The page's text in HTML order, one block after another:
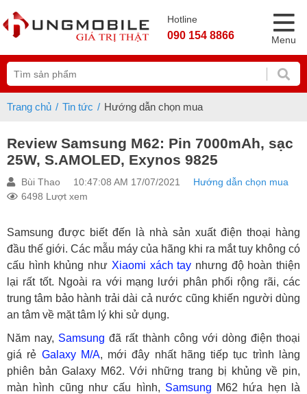
Hotline
090 154 8866 Menu
Trang chủ Tin tức Hướng dẫn chọn mua
Review Samsung M62: Pin 7000mAh, sạc
25W, S.AMOLED, Exynos 9825
Bùi Thao 10:47:08 AM 17/07/2021
Hướng dẫn chọn mua
6498 Lượt xem
Samsung được biết đến là nhà sản xuất điện thoại hàng
đầu thế giới. Các mẫu máy của hãng khi ra mắt tuy không có
cấu hình khủng như Xiaomi xách tay nhưng độ hoàn thiện
lại rất tốt. Ngoài ra với mạng lưới phân phối rộng rãi, các
trung tâm bảo hành trải dài cả nước cũng khiến người dùng
an tâm về mặt tâm lý khi sử dụng.
Năm nay, Samsung đã rất thành công với dòng điện thoại
giá rẻ Galaxy M/A, mới đây nhất hãng tiếp tục trình làng
phiên bản Galaxy M62. Với những trang bị khủng về pin,
màn hình cũng như cấu hình, Samsung M62 hứa hẹn là